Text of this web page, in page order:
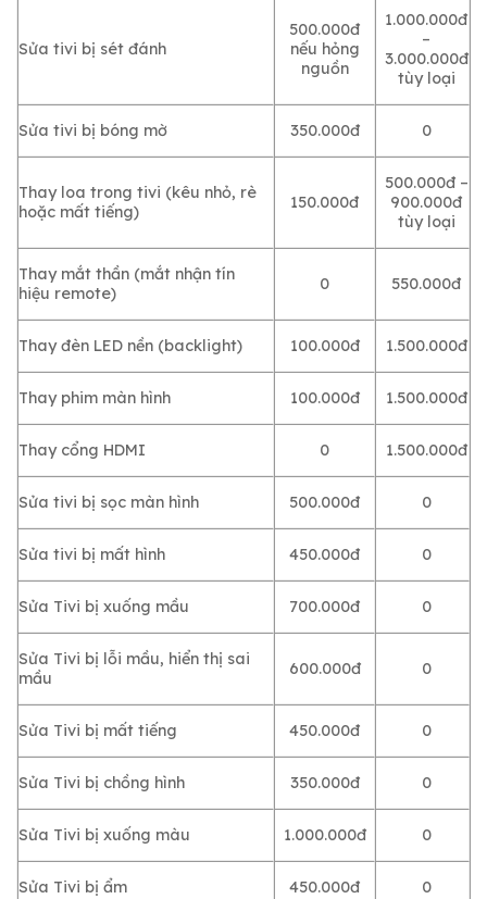
Sửa tivi bị sét đánh
500.000đ
nếu hỏng
nguồn
1.000.000đ
–
3.000.000đ
tùy loại
Sửa tivi bị bóng mờ 350.000đ 0
Thay loa trong tivi (kêu nhỏ, rè
hoặc mất tiếng)
150.000đ
500.000đ –
900.000đ
tùy loại
Thay mắt thần (mắt nhận tín
hiệu remote)
0 550.000đ
Thay đèn LED nền (backlight) 100.000đ 1.500.000đ
Thay phim màn hình 100.000đ 1.500.000đ
Thay cổng HDMI 0 1.500.000đ
Sửa tivi bị sọc màn hình 500.000đ 0
Sửa tivi bị mất hình 450.000đ 0
Sửa Tivi bị xuống mầu 700.000đ 0
Sửa Tivi bị lỗi mầu, hiển thị sai
mầu
600.000đ 0
Sửa Tivi bị mất tiếng 450.000đ 0
Sửa Tivi bị chồng hình 350.000đ 0
Sửa Tivi bị xuống màu 1.000.000đ 0
Sửa Tivi bị ẩm 450.000đ 0